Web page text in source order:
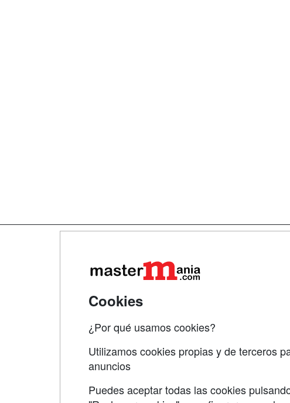
Cookies
¿Por qué usamos cookies?
Utilizamos cookies propias y de terceros
anuncios
Puedes aceptar todas las cookies